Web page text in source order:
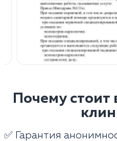
Почему
✅ Гарантия